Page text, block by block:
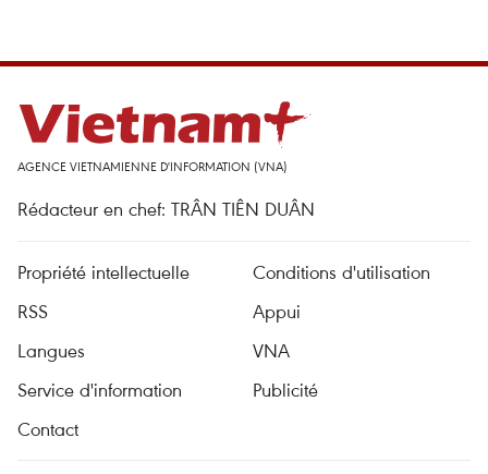
AGENCE VIETNAMIENNE D'INFORMATION (VNA)
Rédacteur en chef: TRÂN TIÊN DUÂN
Propriété intellectuelle
Conditions d'utilisation
RSS
Appui
Langues
VNA
Service d'information
Publicité
Contact